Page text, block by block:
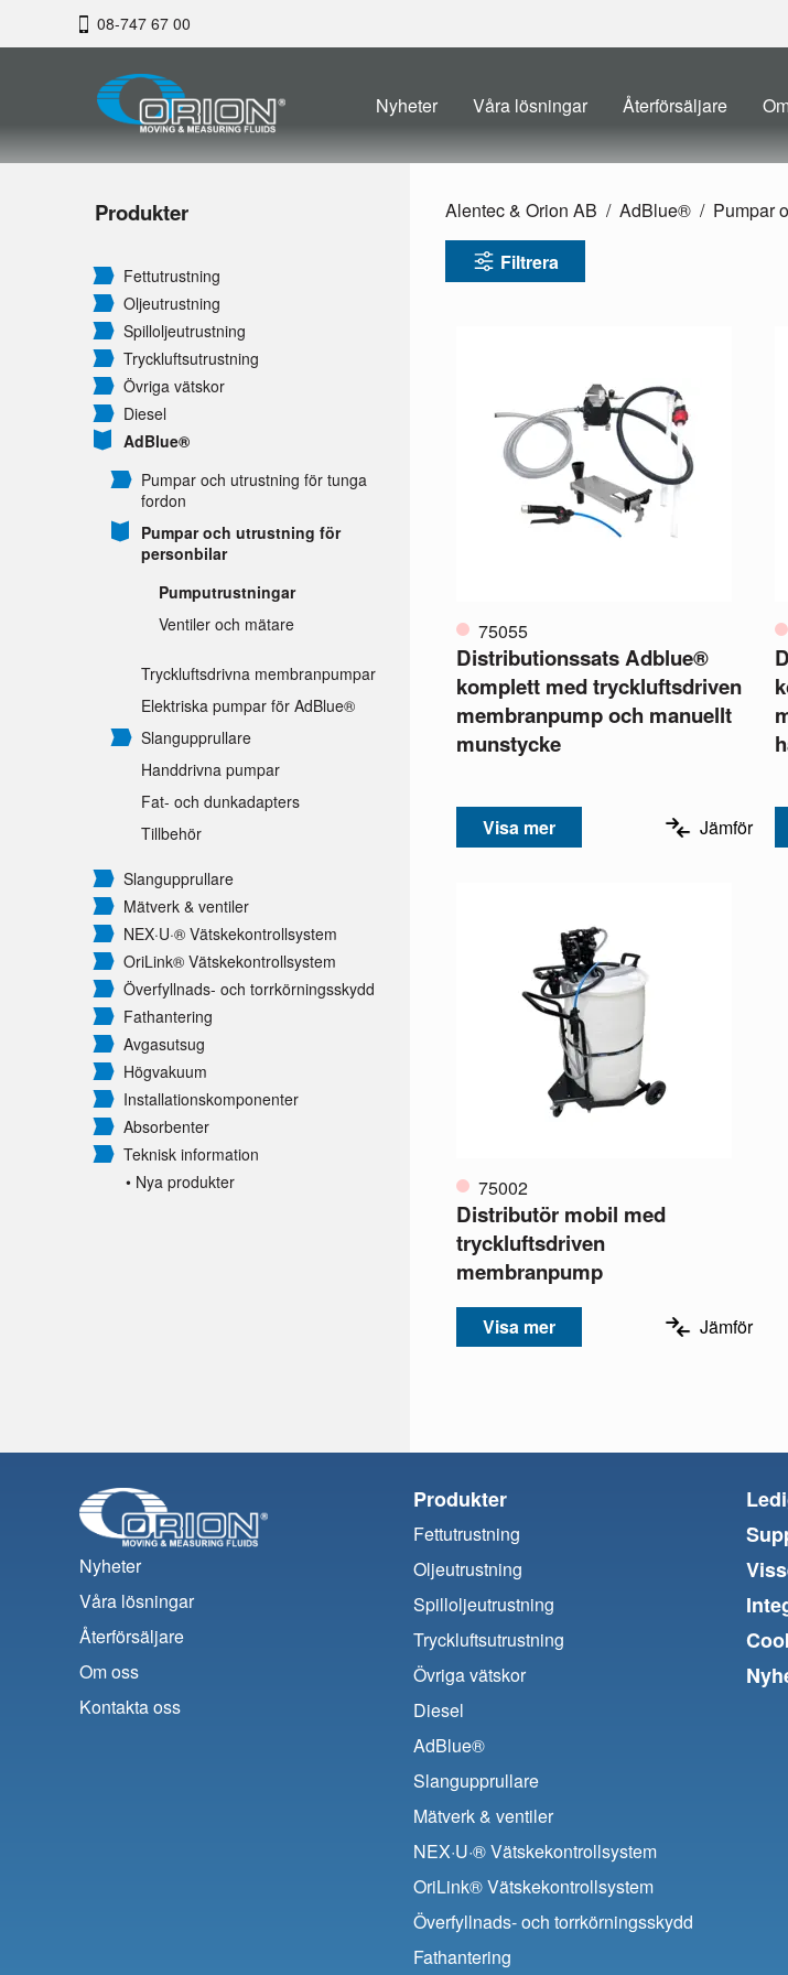
08-747 67 00
Nyheter Våra lösningar Återförsäljare
Produkter
Fettutrustning
Oljeutrustning
Spilloljeutrustning
Tryckluftsutrustning
Övriga vätskor
Diesel
AdBlue®
Pumpar och utrustning för tunga
fordon
Pumpar och utrustning för
personbilar
Pumputrustningar
Ventiler och mätare
Tryckluftsdrivna membranpumpar
Elektriska pumpar för AdBlue®
Slangupprullare
Handdrivna pumpar
Fat- och dunkadapters
Tillbehör
Slangupprullare
Mätverk & ventiler
NEX·U·® Vätskekontrollsystem
OriLink® Vätskekontrollsystem
Överfyllnads- och torrkörningsskydd
Fathantering
Avgasutsug
Högvakuum
Installationskomponenter
Absorbenter
Teknisk information
• Nya produkter
Alentec & Orion AB AdBlue® Pumpar
Filtrera
75055
Distributionssats Adblue®
komplett med tryckluftsdriven
membranpump och manuellt
munstycke
Visa mer Jämför
75002
Distributör mobil med
tryckluftsdriven
membranpump
Visa mer Jämför
Nyheter
Våra lösningar
Återförsäljare
Om oss
Kontakta oss
Produkter
Fettutrustning
Oljeutrustning
Spilloljeutrustning
Tryckluftsutrustning
Övriga vätskor
Diesel
AdBlue®
Slangupprullare
Mätverk & ventiler
NEX·U·® Vätskekontrollsystem
OriLink® Vätskekontrollsystem
Överfyllnads- och torrkörningsskydd
Fathantering